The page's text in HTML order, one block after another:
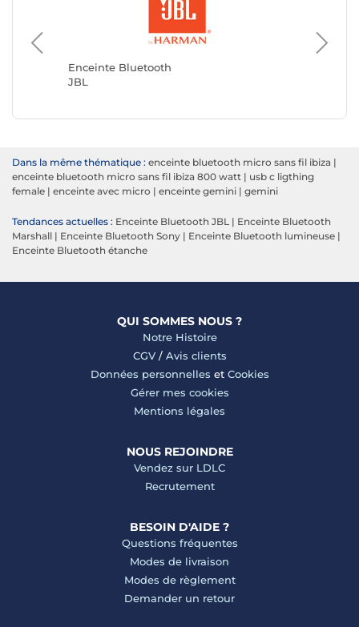
Enceinte Bluetooth
JBL
Dans la même thématique : enceinte bluetooth micro sans fil ibiza |
enceinte bluetooth micro sans fil ibiza 800 watt | usb c ligthing
female | enceinte avec micro | enceinte gemini | gemini
Tendances actuelles : Enceinte Bluetooth JBL | Enceinte Bluetooth
Marshall | Enceinte Bluetooth Sony | Enceinte Bluetooth lumineuse |
Enceinte Bluetooth étanche
QUI SOMMES NOUS ?
Notre Histoire
CGV/ Avis clients
Données personnelles et Cookies
Gérer mes cookies
Mentions légales
NOUS REJOINDRE
Vendez sur LDLC
Recrutement
BESOIN D'AIDE ?
Questions fréquentes
Modes de livraison
Modes de règlement
Demander un retour